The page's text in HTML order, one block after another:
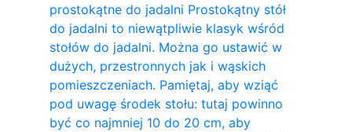
prostokątne do jadalni Prostokątny stół
do jadalni to niewątpliwie klasyk wśród
stołów do jadalni. Można go ustawić w
dużych, przestronnych jak i wąskich
pomieszczeniach. Pamiętaj, aby wziąć
pod uwagę środek stołu: tutaj powinno
być co najmniej 10 do 20 cm, aby